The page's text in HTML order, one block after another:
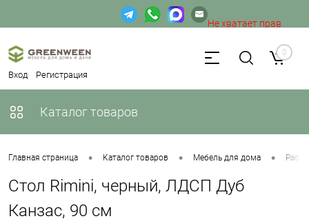
Вход Регистрация
Не хватает прав
доступа к веб-форме. 0
Каталог товаров
Главная страница • Каталог товаров • Мебель для дома •
Стол Rimini, черный, ЛДСП Дуб
Канзас, 90 см